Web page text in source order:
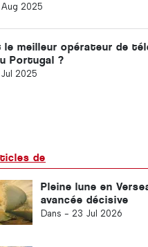
2025
le meilleur opérateur de
Portugal ?
2025
de
Pleine lune en
avancée décisive
Dans - 23 Jul 2026